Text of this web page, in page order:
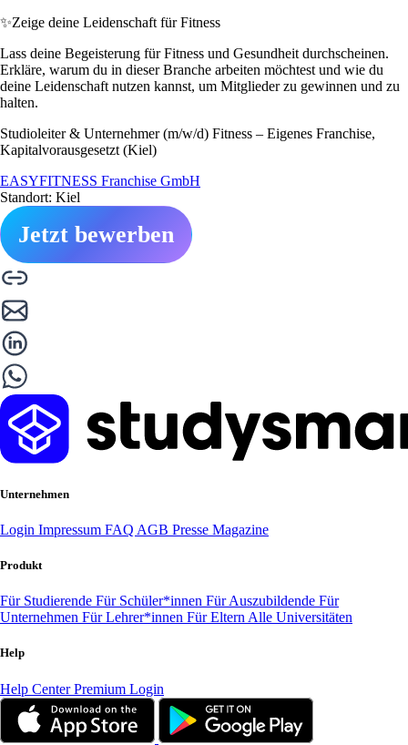
✨Zeige deine Leidenschaft für Fitness
Lass deine Begeisterung für Fitness und Gesundheit durchscheinen.
Erkläre, warum du in dieser Branche arbeiten möchtest und wie du
deine Leidenschaft nutzen kannst, um Mitglieder zu gewinnen und zu
halten.
Studioleiter & Unternehmer (m/w/d) Fitness – Eigenes Franchise,
Kapitalvorausgesetzt (Kiel)
EASYFITNESS Franchise GmbH
Standort: Kiel
Jetzt bewerben
Unternehmen
Login Impressum FAQ AGB Presse Magazine
Produkt
Für Studierende Für Schüler*innen Für Auszubildende Für
Unternehmen Für Lehrer*innen Für Eltern Alle Universitäten
Help
Help CenterPremium Login